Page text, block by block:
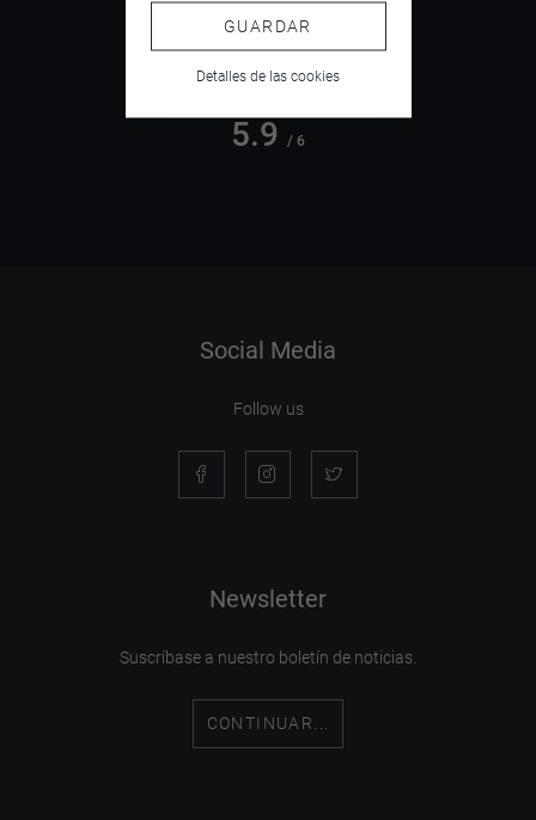
5.9 / 6
Social Media
Follow us
Newsletter
Suscríbase a nuestro boletín de noticias.
CONTINUAR...
GUARDAR
Detalles de las cookies